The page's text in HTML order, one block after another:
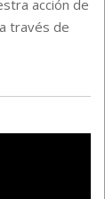
acción de
través de